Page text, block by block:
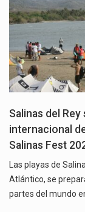
Salinas del
internacional
Salinas Fest
Las playas de
Atlántico, se
partes del mundo